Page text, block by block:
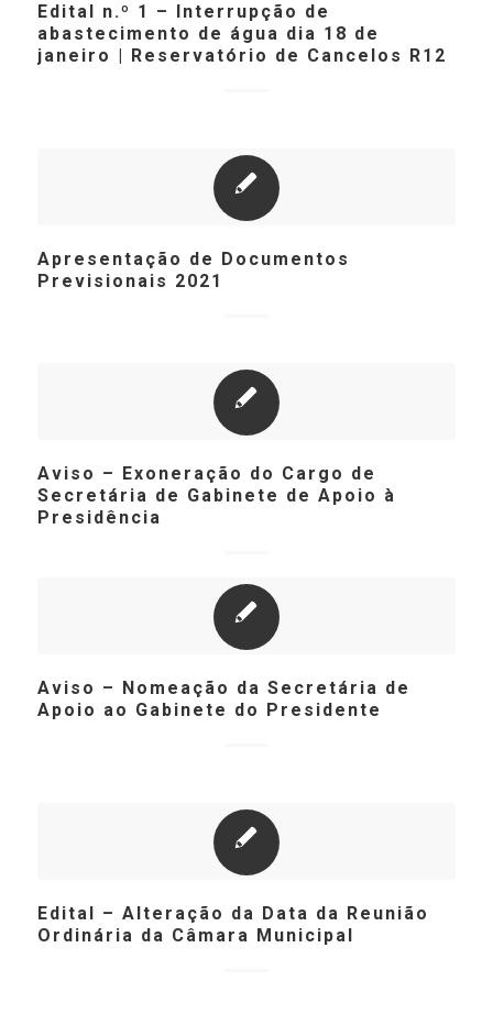
Edital n.º 1 – Interrupção de
abastecimento de água dia 18 de
janeiro | Reservatório de Cancelos R12
Apresentação de Documentos
Previsionais 2021
Aviso – Exoneração do Cargo de
Secretária de Gabinete de Apoio à
Presidência
Aviso – Nomeação da Secretária de
Apoio ao Gabinete do Presidente
Edital – Alteração da Data da Reunião
Ordinária da Câmara Municipal